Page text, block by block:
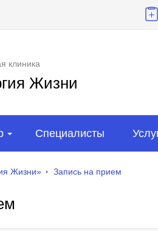
клиника
Жизни
Специалисты
Жизни» Запись на прием